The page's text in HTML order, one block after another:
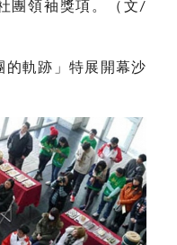
團領袖獎項。（文/
的軌跡」特展開幕沙